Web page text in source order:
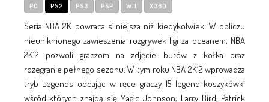
PC PS2 PS3 PSP WII X360
Seria NBA 2K powraca silniejsza niż kiedykolwiek. W obliczu
nieuniknionego zawieszenia rozgrywek ligi za oceanem, NBA
2K12 pozwoli graczom na zdjęcie butów z kołka oraz
rozegranie pełnego sezonu. W tym roku NBA 2K12 wprowadza
tryb Legends oddając w ręce graczy 15 legend koszykówki
wśród których znajdą się Magic Johnson, Larry Bird, Patrick